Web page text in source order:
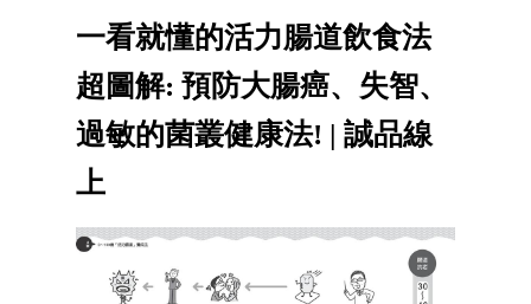
一看就懂的活力腸道飲食法
超圖解: 預防大腸癌、失智、
過敏的菌叢健康法! | 誠品線
上